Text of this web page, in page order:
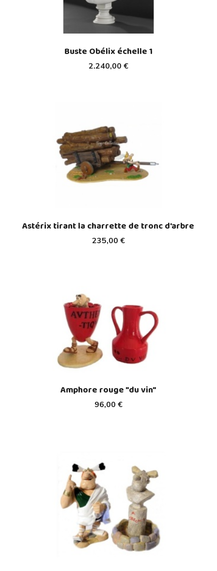
2.240,00 €
Buste Obélix échelle 1
235,00 €
Astérix tirant la charrette de tronc d'arbre
96,00 €
Amphore rouge "du vin"